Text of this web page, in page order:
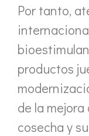
Por tanto,
productos
de la
cosecha y